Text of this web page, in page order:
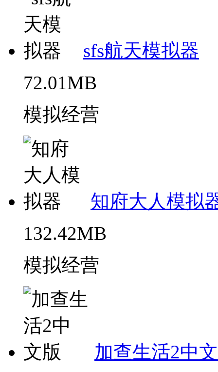
sfs航天模拟器
72.01MB
模拟经营
知府大人模拟
132.42MB
模拟经营
加查生活2中